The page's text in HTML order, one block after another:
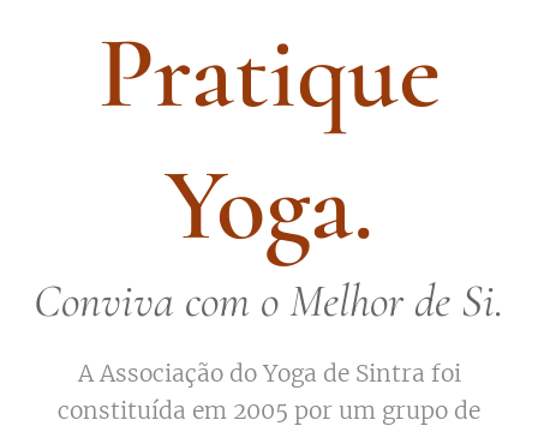
Pratique
Yoga.
Conviva com o Melhor de Si.
A Associação do Yoga de Sintra foi
constituída em 2005 por um grupo de